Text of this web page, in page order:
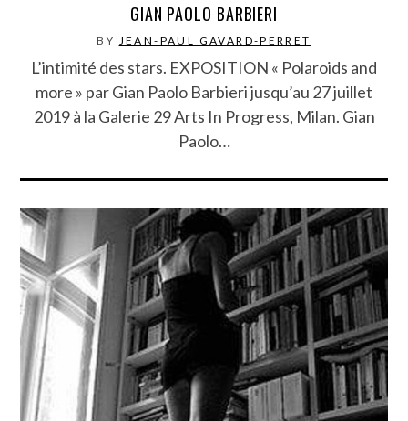
GIAN PAOLO BARBIERI
BY JEAN-PAUL GAVARD-PERRET
L’intimité des stars. EXPOSITION « Polaroids and
more » par Gian Paolo Barbieri jusqu’au 27 juillet
2019 à la Galerie 29 Arts In Progress, Milan. Gian
Paolo…